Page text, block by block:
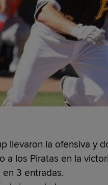
llevaron la ofensiva y
a los Piratas en la
3 entradas.